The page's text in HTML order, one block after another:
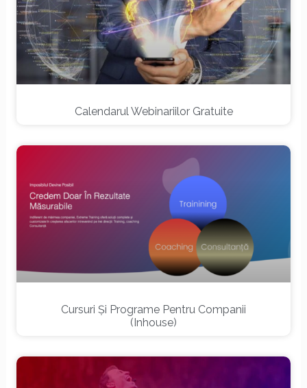
Calendarul Webinariilor Gratuite
Cursuri Și Programe Pentru Companii
(inhouse)